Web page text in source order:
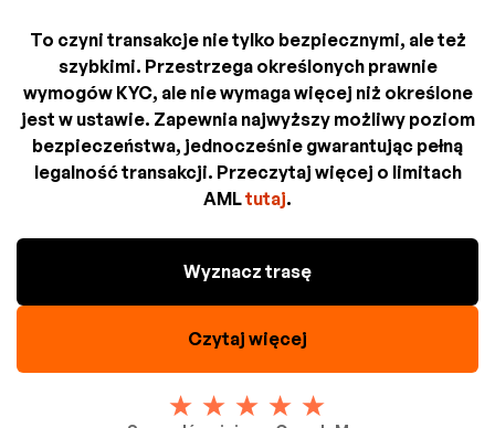
To czyni transakcje nie tylko bezpiecznymi, ale też
szybkimi. Przestrzega określonych prawnie
wymogów KYC, ale nie wymaga więcej niż określone
jest w ustawie. Zapewnia najwyższy możliwy poziom
bezpieczeństwa, jednocześnie gwarantując pełną
legalność transakcji. Przeczytaj więcej o limitach
AMLtutaj.
Wyznacz trasę
Czytaj więcej